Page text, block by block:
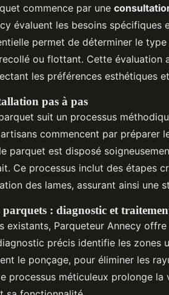
commence par une
évaluent les besoins spécifiques
permet de déterminer le
ou flottant. Cette
les préférences esthétiques
pas à pas
suit un processus
commencent par préparer
parquet est disposé
Ce processus inclut des étapes
des lames, assurant ainsi une
: diagnostic et
existants, Parqueteur Annecy
précis identifie les zones
le ponçage, pour éliminer les
processus méticuleux prolonge